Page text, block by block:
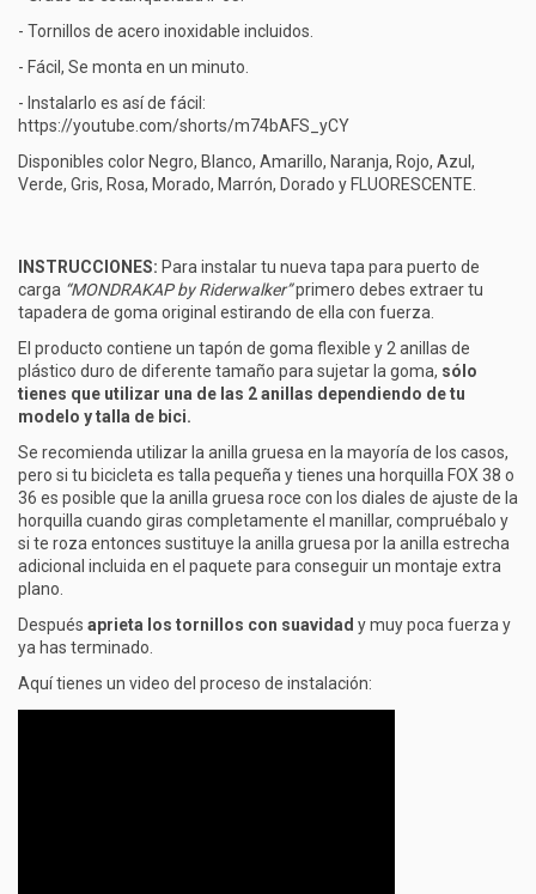
- Tornillos de acero inoxidable incluidos.
- Fácil, Se monta en un minuto.
- Instalarlo es así de fácil:
https://youtube.com/shorts/m74bAFS_yCY
Disponibles color Negro, Blanco, Amarillo, Naranja, Rojo, Azul,
Verde, Gris, Rosa, Morado, Marrón, Dorado y FLUORESCENTE.
INSTRUCCIONES: Para instalar tu nueva tapa para puerto de
carga “MONDRAKAP by Riderwalker”primero debes extraer tu
tapadera de goma original estirando de ella con fuerza.
El producto contiene un tapón de goma flexible y 2 anillas de
plástico duro de diferente tamaño para sujetar la goma, sólo
tienes que utilizar una de las 2 anillas dependiendo de tu
modelo y talla de bici.
Se recomienda utilizar la anilla gruesa en la mayoría de los casos,
pero si tu bicicleta es talla pequeña y tienes una horquilla FOX 38 o
36 es posible que la anilla gruesa roce con los diales de ajuste de la
horquilla cuando giras completamente el manillar, compruébalo y
si te roza entonces sustituye la anilla gruesa por la anilla estrecha
adicional incluida en el paquete para conseguir un montaje extra
plano.
Después aprieta los tornillos con suavidad y muy poca fuerza y
ya has terminado.
Aquí tienes un video del proceso de instalación: